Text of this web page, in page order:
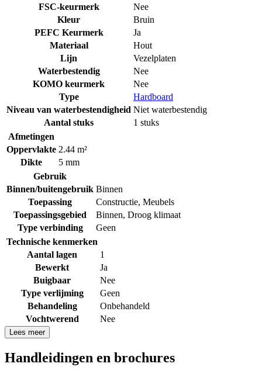
FSC-keurmerk
Nee
Kleur
Bruin
PEFC Keurmerk
Ja
Materiaal
Hout
Lijn
Vezelplaten
Waterbestendig
Nee
KOMO keurmerk
Nee
Type
Hardboard
Niveau van waterbestendigheid Niet waterbestendig
Aantal stuks
1 stuks
Afmetingen
Oppervlakte 2.44 m²
Dikte
5 mm
Gebruik
Binnen/buitengebruik Binnen
Toepassing
Constructie, Meubels
Toepassingsgebied
Binnen, Droog klimaat
Type verbinding
Geen
Technische kenmerken
Aantal lagen
1
Bewerkt
Ja
Buigbaar
Nee
Type verlijming
Geen
Behandeling
Onbehandeld
Vochtwerend
Nee
Lees meer
Handleidingen en brochures